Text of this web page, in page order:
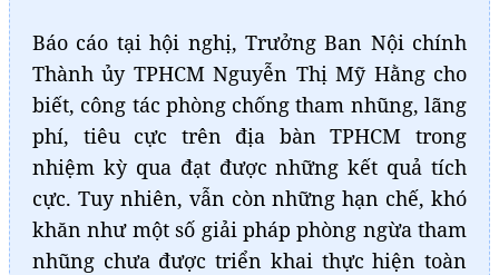
Báo cáo tại hội nghị, Trưởng Ban Nội chính
Thành ủy TPHCM Nguyễn Thị Mỹ Hằng cho
biết, công tác phòng chống tham nhũng, lãng
phí, tiêu cực trên địa bàn TPHCM trong
nhiệm kỳ qua đạt được những kết quả tích
cực. Tuy nhiên, vẫn còn những hạn chế, khó
khăn như một số giải pháp phòng ngừa tham
nhũng chưa được triển khai thực hiện toàn